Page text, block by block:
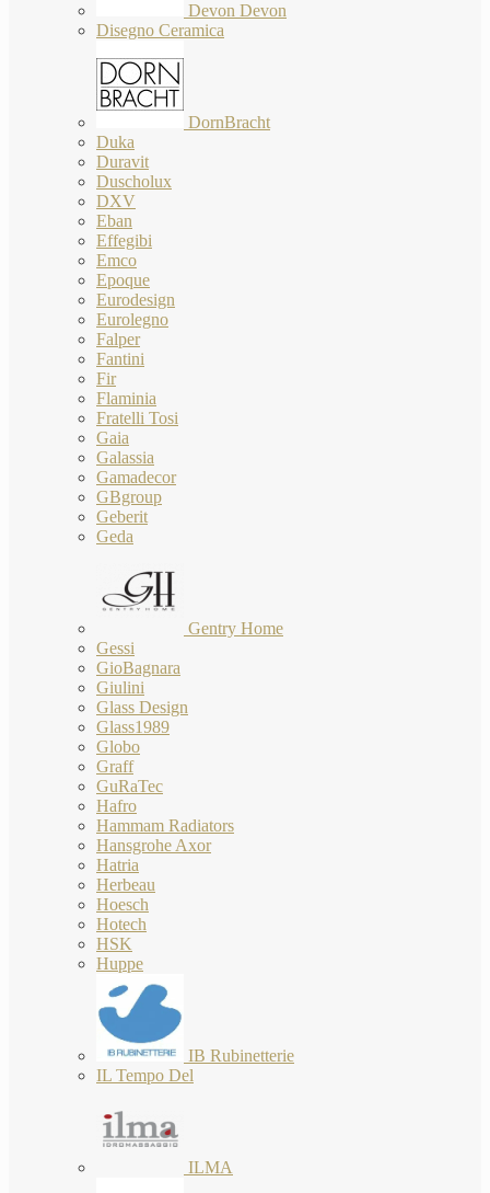
Devon Devon
Disegno Ceramica
DornBracht
Duka
Duravit
Duscholux
DXV
Eban
Effegibi
Emco
Epoque
Eurodesign
Eurolegno
Falper
Fantini
Fir
Flaminia
Fratelli Tosi
Gaia
Galassia
Gamadecor
GBgroup
Geberit
Geda
Gentry Home
Gessi
GioBagnara
Giulini
Glass Design
Glass1989
Globo
Graff
GuRaTec
Hafro
Hammam Radiators
Hansgrohe Axor
Hatria
Herbeau
Hoesch
Hotech
HSK
Huppe
IB Rubinetterie
IL Tempo Del
ILMA